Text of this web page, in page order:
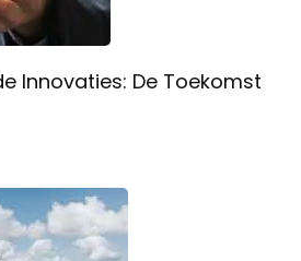
Innovaties: De Toekomst